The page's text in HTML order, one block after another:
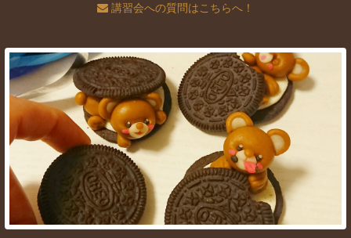
講習会への質問はこちらへ！